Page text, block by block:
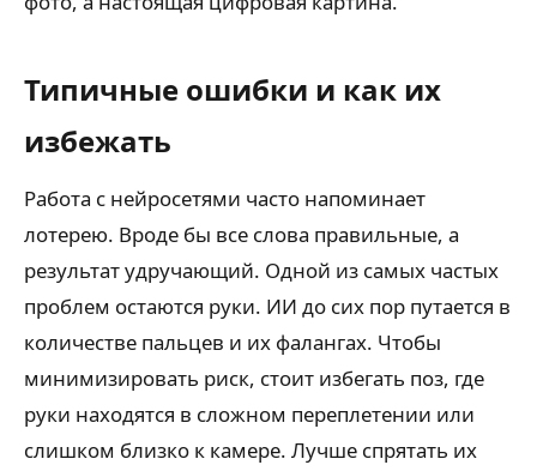
Типичные ошибки и как их
избежать
Работа с нейросетями часто напоминает
лотерею. Вроде бы все слова правильные, а
результат удручающий. Одной из самых частых
проблем остаются руки. ИИ до сих пор путается в
количестве пальцев и их фалангах. Чтобы
минимизировать риск, стоит избегать поз, где
руки находятся в сложном переплетении или
слишком близко к камере. Лучше спрятать их